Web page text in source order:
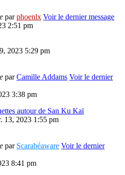
parphoenlx Voir le dernier message
2:51 pm
2023 5:29 pm
parCamille Addams Voir le dernier
3:38 pm
autour de San Ku Kaï
13, 2023 1:55 pm
par Scarabéaware Voir le dernier
8:41 pm